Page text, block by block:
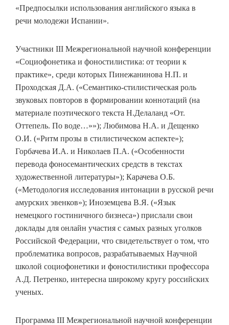
«Предпосылки использования английского языка в
речи молодежи Испании».
Участники III Межрегиональной научной конференции
«Социофонетика и фоностилистика: от теории к
практике», среди которых Пинежанинова Н.П. и
Проходская Д.А. («Семантико-стилистическая роль
звуковых повторов в формировании коннотаций (на
материале поэтического текста Н.Делаланд «От.
Оттепель. По воде…»»); Любимова Н.А. и Дещенко
О.И. («Ритм прозы в стилистическом аспекте»);
Горбачева И.А. и Николаев П.А. («Особенности
перевода фоносемантических средств в текстах
художественной литературы»); Карачева О.Б.
(«Методология исследования интонации в русской речи
амурских эвенков»); Иноземцева В.Я. («Язык
немецкого гостиничного бизнеса») прислали свои
доклады для онлайн участия с самых разных уголков
Российской Федерации, что свидетельствует о том, что
проблематика вопросов, разрабатываемых Научной
школой социофонетики и фоностилистики профессора
А.Д. Петренко, интересна широкому кругу российских
ученых.
Программа III Межрегиональной научной конференции